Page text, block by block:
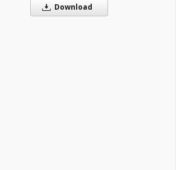
Download